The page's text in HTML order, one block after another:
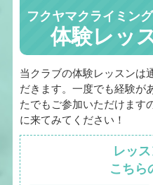
フクヤマクライミン
体験レッ
当クラブの体験レッスンは
だきます。一度でも経験が
たでもご参加いただけます
に来てみてください！
レッ
こちら